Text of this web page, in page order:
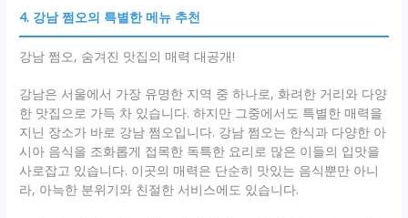
4. 강남 쩜오의 특별한 메뉴 추천
강남 쩜오, 숨겨진 맛집의 매력 대공개!
강남은 서울에서 가장 유명한 지역 중 하나로, 화려한 거리와 다양
한 맛집으로 가득 차 있습니다. 하지만 그중에서도 특별한 매력을
지닌 장소가 바로 강남 쩜오입니다. 강남 쩜오는 한식과 다양한 아
시아 음식을 조화롭게 접목한 독특한 요리로 많은 이들의 입맛을
사로잡고 있습니다. 이곳의 매력은 단순히 맛있는 음식뿐만 아니
라, 아늑한 분위기와 친절한 서비스에도 있습니다.